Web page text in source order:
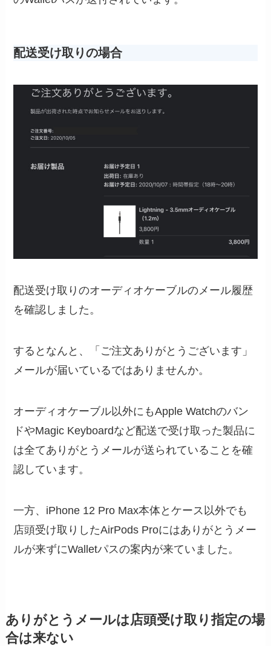
配送受け取りの場合
配送受け取りのオーディオケーブルのメール履歴
を確認しました。
するとなんと、「ご注文ありがとうございます」
メールが届いているではありませんか。
オーディオケーブル以外にもApple Watchのバン
ドやMagic Keyboardなど配送で受け取った製品に
は全てありがとうメールが送られていることを確
認しています。
一方、iPhone 12 Pro Max本体とケース以外でも
店頭受け取りしたAirPods Proにはありがとうメー
ルが来ずにWalletパスの案内が来ていました。
ありがとうメールは店頭受け取り指定の場
合は来ない